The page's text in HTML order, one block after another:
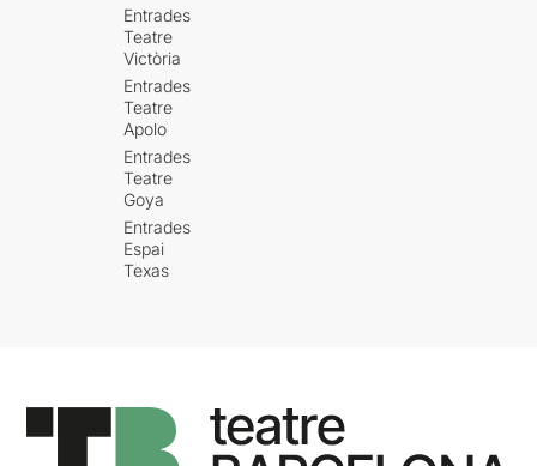
Entrades
Teatre
Victòria
Entrades
Teatre
Apolo
Entrades
Teatre
Goya
Entrades
Espai
Texas